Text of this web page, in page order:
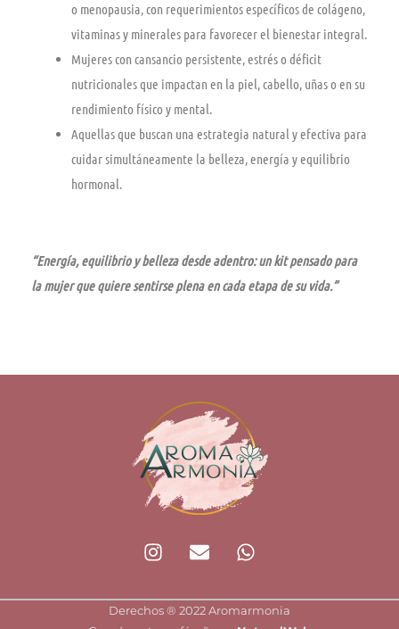
o menopausia, con requerimientos específicos de colágeno,
vitaminas y minerales para favorecer el bienestar integral.
Mujeres con cansancio persistente, estrés o déficit
nutricionales que impactan en la piel, cabello, uñas o en su
rendimiento físico y mental.
Aquellas que buscan una estrategia natural y efectiva para
cuidar simultáneamente la belleza, energía y equilibrio
hormonal.
“Energía, equilibrio y belleza desde adentro: un kit pensado para
la mujer que quiere sentirse plena en cada etapa de su vida.”
I
n
t
a
E
n
e
l
W
h
t
s
Derechos ®️ 2022 Aromarmonia